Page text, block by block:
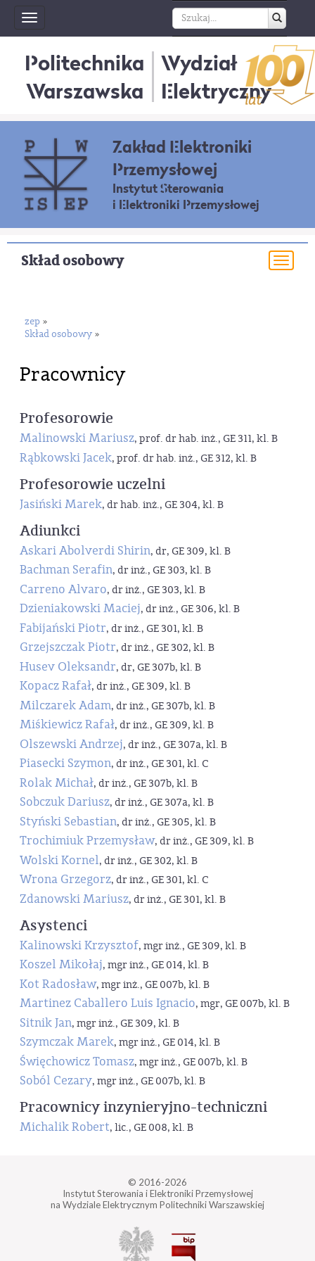
Toggle
navigation
Politechnika
Warszawska
Wydział
Elektryczny
Zakład Elektroniki
Przemysłowej
Instytut Sterowania
i Elektroniki Przemysłowej
Skład osobowy
zep »
Skład osobowy »
Pracownicy
Profesorowie
Malinowski Mariusz, prof. dr hab. inż., GE 311, kl. B
Rąbkowski Jacek, prof. dr hab. inż., GE 312, kl. B
Profesorowie uczelni
Jasiński Marek, dr hab. inż., GE 304, kl. B
Adiunkci
Askari Abolverdi Shirin, dr, GE 309, kl. B
Bachman Serafin, dr inż., GE 303, kl. B
Carreno Alvaro, dr inż., GE 303, kl. B
Dzieniakowski Maciej, dr inż., GE 306, kl. B
Fabijański Piotr, dr inż., GE 301, kl. B
Grzejszczak Piotr, dr inż., GE 302, kl. B
Husev Oleksandr, dr, GE 307b, kl. B
Kopacz Rafał, dr inż., GE 309, kl. B
Milczarek Adam, dr inż., GE 307b, kl. B
Miśkiewicz Rafał, dr inż., GE 309, kl. B
Olszewski Andrzej, dr inż., GE 307a, kl. B
Piasecki Szymon, dr inż., GE 301, kl. C
Rolak Michał, dr inż., GE 307b, kl. B
Sobczuk Dariusz, dr inż., GE 307a, kl. B
Styński Sebastian, dr inż., GE 305, kl. B
Trochimiuk Przemysław, dr inż., GE 309, kl. B
Wolski Kornel, dr inż., GE 302, kl. B
Wrona Grzegorz, dr inż., GE 301, kl. C
Zdanowski Mariusz, dr inż., GE 301, kl. B
Asystenci
Kalinowski Krzysztof, mgr inż., GE 309, kl. B
Koszel Mikołaj, mgr inż., GE 014, kl. B
Kot Radosław, mgr inż., GE 007b, kl. B
Martinez Caballero Luis Ignacio, mgr, GE 007b, kl. B
Sitnik Jan, mgr inż., GE 309, kl. B
Szymczak Marek, mgr inż., GE 014, kl. B
Święchowicz Tomasz, mgr inż., GE 007b, kl. B
Soból Cezary, mgr inż., GE 007b, kl. B
Pracownicy inzynieryjno-techniczni
Michalik Robert, lic., GE 008, kl. B
© 2016-2026
Instytut Sterowania i Elektroniki Przemysłowej
na Wydziale Elektrycznym Politechniki Warszawskiej